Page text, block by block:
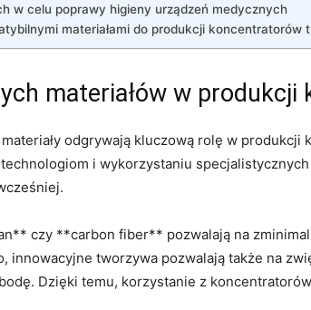
w celu poprawy higieny urządzeń medycznych
materiałami do produkcji koncentratorów
materiałów⁣ w
odgrywają kluczową‍ rolę w
​i wykorzystaniu
czy **carbon fiber** pozwalają​ na
innowacyjne tworzywa pozwalają ‍także na
Dzięki temu, korzystanie z